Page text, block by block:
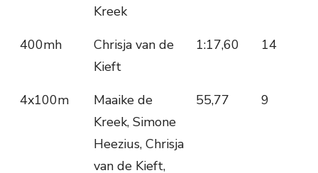
Kreek
400mh
Chrisja van de
Kieft
1:17,60 14
4x100m
Maaike de
Kreek, Simone
Heezius, Chrisja
van de Kieft,
55,77 9